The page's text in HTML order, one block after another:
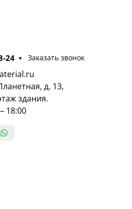
24 Заказать звонок
д. 13,
здания.
18:00